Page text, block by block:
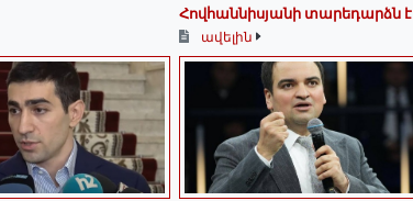
Հովհաննիսյանի տարեդարձն է
ավելին